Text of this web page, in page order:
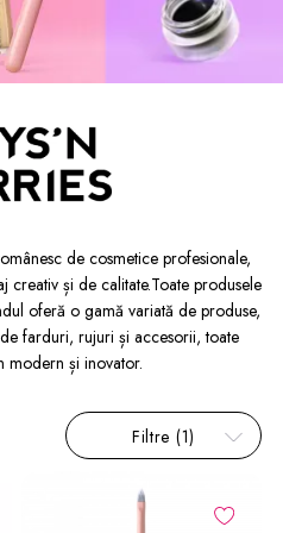
de cosmetice profesionale,
creativ și de calitate.Toate produsele
oferă o gamă variată de produse,
farduri, rujuri și accesorii, toate
modern și inovator.
Filtre (1)